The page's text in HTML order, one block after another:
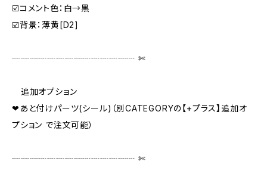
☑️コメント色：白→黒
☑️背景：薄黄[D2]
┈┈┈┈┈┈┈┈┈┈┈┈┈┈ ✄‬‬
追加オプション
❤あと付けパーツ(シール)（別CATEGORYの【+プラス】追加オ
プション で注文可能）
┈┈┈┈┈┈┈┈┈┈┈┈┈┈ ✄‬‬